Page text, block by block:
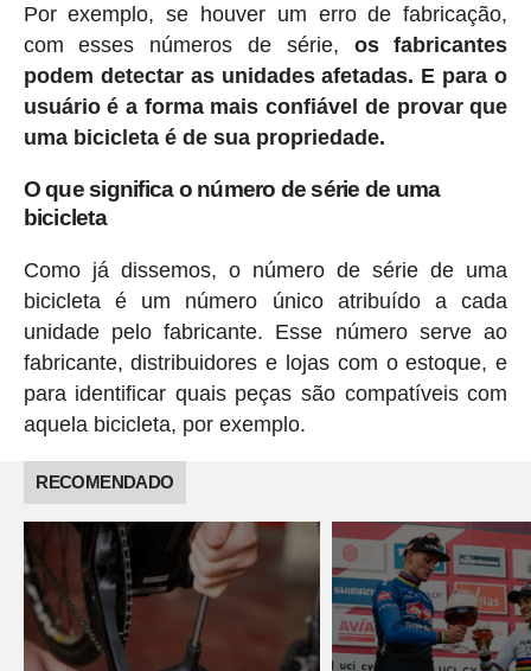
Por exemplo, se houver um erro de fabricação,
com esses números de série, os fabricantes
podem detectar as unidades afetadas. E para o
usuário é a forma mais confiável de provar que
uma bicicleta é de sua propriedade.
O que significa o número de série de uma
bicicleta
Como já dissemos, o número de série de uma
bicicleta é um número único atribuído a cada
unidade pelo fabricante. Esse número serve ao
fabricante, distribuidores e lojas com o estoque, e
para identificar quais peças são compatíveis com
aquela bicicleta, por exemplo.
RECOMENDADO